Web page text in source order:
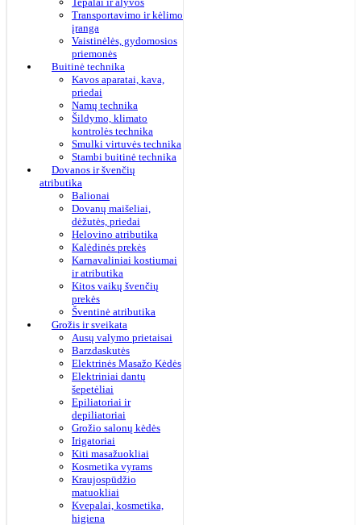
Transportavimo ir kėlimo
įranga
Vaistinėlės, gydomosios
priemonės
Buitinė technika
Kavos aparatai, kava,
priedai
Namų technika
Šildymo, klimato
kontrolės technika
Smulki virtuvės technika
Stambi buitinė technika
Dovanos ir švenčių
atributika
Balionai
Dovanų maišeliai,
dėžutės, priedai
Helovino atributika
Kalėdinės prekės
Karnavaliniai kostiumai
ir atributika
Kitos vaikų švenčių
prekės
Šventinė atributika
Grožis ir sveikata
Ausų valymo prietaisai
Barzdaskutės
Elektrinės Masažo Kėdės
Elektriniai dantų
šepetėliai
Epiliatoriai ir
depiliatoriai
Grožio salonų kėdės
Irigatoriai
Kiti masažuokliai
Kosmetika vyrams
Kraujospūdžio
matuokliai
Kvepalai, kosmetika,
higiena